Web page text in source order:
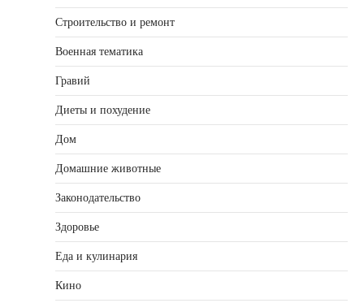
Строительство и ремонт
Военная тематика
Гравий
Диеты и похудение
Дом
Домашние животные
Законодательство
Здоровье
Еда и кулинария
Кино